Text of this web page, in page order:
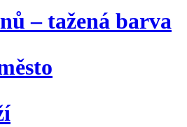
– tažená barva